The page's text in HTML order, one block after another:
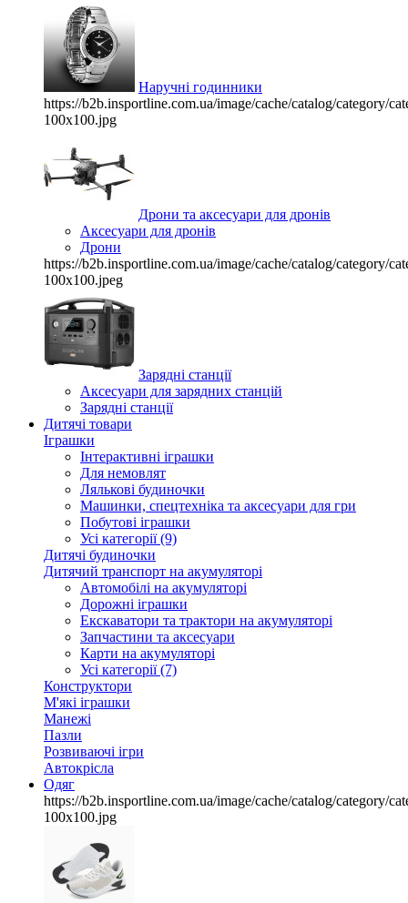
Наручні годинники
https://b2b.insportline.com.ua/image/cache/catalog/category/
100x100.jpg
Дрони та аксесуари для дронів
Аксесуари для дронів
Дрони
https://b2b.insportline.com.ua/image/cache/catalog/category/
100x100.jpeg
Зарядні станції
Аксесуари для зарядних станцій
Зарядні станції
Дитячі товари
Іграшки
Інтерактивні іграшки
Для немовлят
Лялькові будиночки
Машинки, спецтехніка та аксесуари для гри
Побутові іграшки
Усі категорії (9)
Дитячі будиночки
Дитячий транспорт на акумуляторі
Автомобілі на акумуляторі
Дорожні іграшки
Екскаватори та трактори на акумуляторі
Запчастини та аксесуари
Карти на акумуляторі
Усі категорії (7)
Конструктори
М'які іграшки
Манежі
Пазли
Розвиваючі ігри
Автокрісла
Одяг
https://b2b.insportline.com.ua/image/cache/catalog/category/
100x100.jpg